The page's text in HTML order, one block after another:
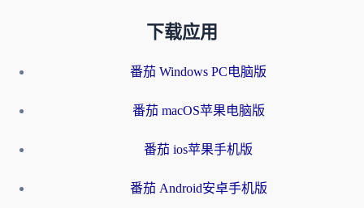
下载应用
番茄 Windows PC电脑版
番茄 macOS苹果电脑版
番茄 ios苹果手机版
番茄 Android安卓手机版